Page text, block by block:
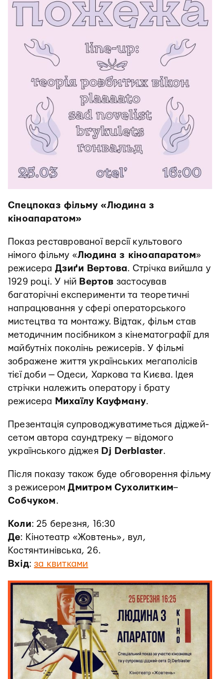
Спецпоказ фільму «Людина з
кіноапаратом»
Показ реставрованої версії культового
німого фільму «Людина з кіноапаратом»
режисера Дзиґи Вертова. Стрічка вийшла у
1929 році. У ній Вертов застосував
багаторічні експерименти та теоретичні
напрацювання у сфері операторського
мистецтва та монтажу. Відтак, фільм став
методичним посібником з кінематографії для
майбутніх поколінь режисерів. У фільмі
зображене життя українських мегаполісів
тієї доби — Одеси, Харкова та Києва. Ідея
стрічки належить оператору і брату
режисера Михаїлу Кауфману.
Презентація супроводжуватиметься діджей-
сетом автора саундтреку — відомого
українського діджея Dj Derblaster.
Після показу також буде обговорення фільму
з режисеромДмитром Сухолитким–
Собчуком.
Коли: 25 березня, 16:30
Де: Кінотеатр «Жовтень», вул,
Костянтинівська, 26.
Вхід: за квитками